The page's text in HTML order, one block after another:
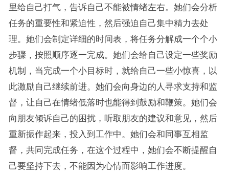
里给自己打气，告诉自己不能被情绪左右。她们会分析
任务的重要性和紧迫性，然后强迫自己集中精力去处
理。她们会制定详细的时间表，将任务分解成一个个小
步骤，按照顺序逐一完成。她们会给自己设定一些奖励
机制，当完成一个小目标时，就给自己一些小惊喜，以
此激励自己继续前进。她们会向身边的人寻求支持和监
督，让自己在情绪低落时也能得到鼓励和鞭策。她们会
向朋友倾诉自己的困扰，听取朋友的建议和意见，然后
重新振作起来，投入到工作中。她们会和同事互相监
督，共同完成任务，在这个过程中，她们会不断提醒自
己要坚持下去，不能因为心情而影响工作进度。